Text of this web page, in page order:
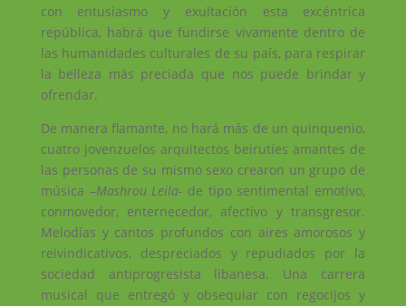
con entusiasmo y exultación esta excéntrica
república, habrá que fundirse vivamente dentro de
las humanidades culturales de su país, para respirar
la belleza más preciada que nos puede brindar y
ofrendar.
De manera flamante, no hará más de un quinquenio,
cuatro jovenzuelos arquitectos beirutíes amantes de
las personas de su mismo sexo crearon un grupo de
música –Mashrou Leila- de tipo sentimental emotivo,
conmovedor, enternecedor, afectivo y transgresor.
Melodías y cantos profundos con aires amorosos y
reivindicativos, despreciados y repudiados por la
sociedad antiprogresista libanesa. Una carrera
musical que entregó y obsequiar con regocijos y